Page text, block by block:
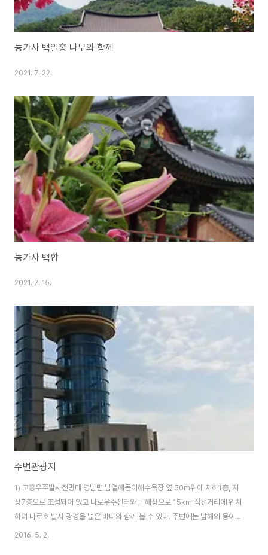
능가사 백일홍 나무와 함께
2021. 7. 22.
능가사 백합
2021. 7. 15.
주변관광지
1) 고흥우주발사전망대 영남면 남열해돋이해수욕장 옆 50m위에 지하1층, 지
상7층으로 조성되어 있고 나로우주센터와는 해상으로 15km 직선거리에 위치
하여 나로호 발사 광경을 넓은 바다와 함께 볼 수 있다. 주변에는 남해의 용이
승천했다는 용바위 등 해안절경이 뛰어난 곳으로 많은 관광객이 찾고 있는 지
2016. 5. 2.